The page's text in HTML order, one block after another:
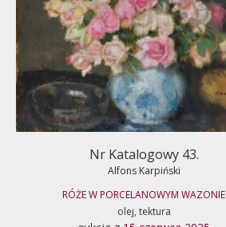
Nr Katalogowy 43.
Alfons Karpiński
RÓŻE W PORCELANOWYM WAZONIE
olej, tektura